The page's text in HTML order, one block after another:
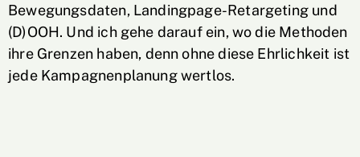
Bewegungsdaten, Landingpage-Retargeting und
(D)OOH. Und ich gehe darauf ein, wo die Methoden
ihre Grenzen haben, denn ohne diese Ehrlichkeit ist
jede Kampagnenplanung wertlos.